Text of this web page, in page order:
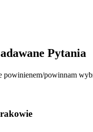
Pytania
powinienem/powinnam